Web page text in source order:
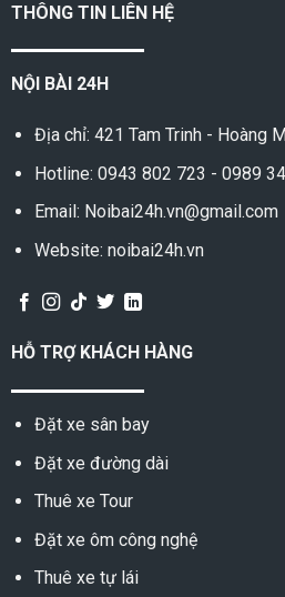
THÔNG TIN LIÊN HỆ
NỘI BÀI 24H
Địa chỉ: 421 Tam Trinh - Hoàng
Hotline: 0943 802 723 - 0989
Email: Noibai24h.vn@gmail.com
Website: noibai24h.vn
HỖ TRỢ KHÁCH HÀNG
Đặt xe sân bay
Đặt xe đường dài
Thuê xe Tour
Đặt xe ôm công nghệ
Thuê xe tự lái